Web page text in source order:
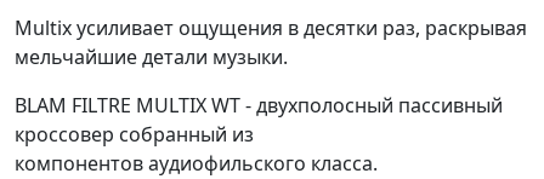
Multix усиливает ощущения в десятки раз, раскрывая
мельчайшие детали музыки.
BLAM FILTRE MULTIX WT - двухполосный пассивный
кроссовер собранный из
компонентов аудиофильского класса.